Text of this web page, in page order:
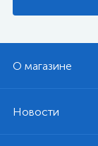
О магазине
Новости